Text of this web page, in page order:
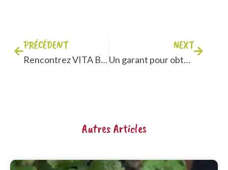
PRÉCÉDENT
Rencontrez VITA Bourgogne et ses partenaires à VinEquip !
NEXT
Un garant pour obtenir votre logement ?
Autres Articles